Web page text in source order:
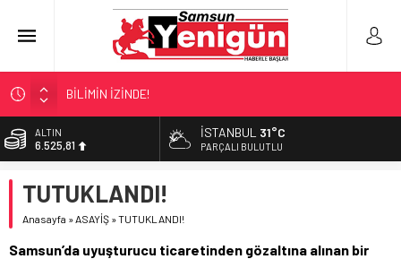
BİLİMİN İZİNDE!
TIR’A ‘ZEHİR’ BASKINI!
FECİ SON!
SAMSUN YANACAK!
ALTIN
6.525,81
13.703,13
DOLAR
İSTANBUL 31°C
PARÇALI BULUTLU
TUTUKLANDI!
Anasayfa »ASAYİŞ »TUTUKLANDI!
Samsun’da uyuşturucu ticaretinden gözaltına alınan bir